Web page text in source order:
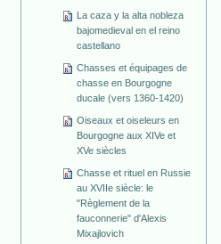
La caza y la alta nobleza
bajomedieval en el reino
castellano
Chasses et équipages de
chasse en Bourgogne
ducale (vers 1360-1420)
Oiseaux et oiseleurs en
Bourgogne aux XIVe et
XVe siècles
Chasse et rituel en Russie
au XVIIe siècle: le
"Règlement de la
fauconnerie" d'Alexis
Mixajlovich